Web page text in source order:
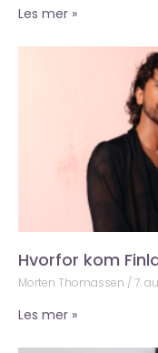
Les mer »
Hvorfor kom
Morten Thomassen 7.
Les mer »